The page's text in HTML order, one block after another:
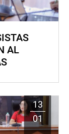
AL
13
01